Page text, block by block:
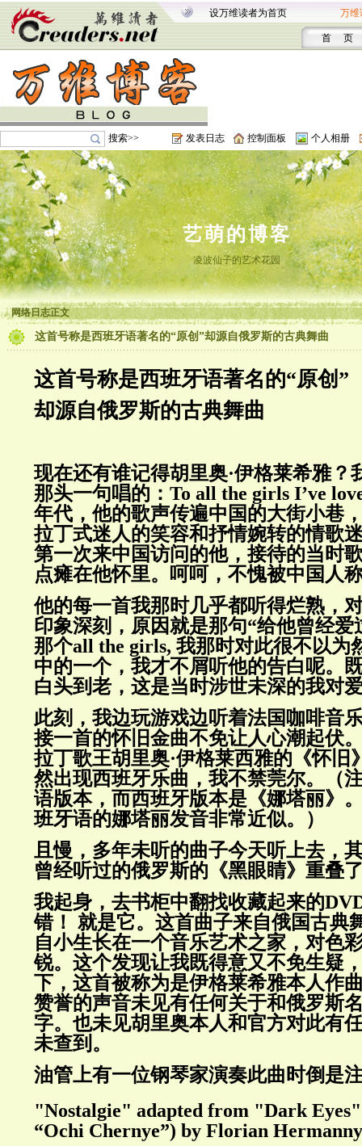
设万维读者为首页 万维
首 页
搜索>> 发表日志 控制面板 个人相册
艺萌的博客
凌波仙子的艺术花园
网络日志正文
这首号称是西班牙语著名的“原创”却源自俄罗斯的古典舞曲
这首号称是西班牙语著名的“原创”
却源自俄罗斯的古典舞曲
现在还有谁记得胡里奥·伊格莱希雅？
那头一句唱的： To all the girls I’ve
年代，他的歌声传遍中国的大街小巷
拉丁式迷人的笑容和抒情婉转的情歌
第一次来中国访问的他，接待的当时
点瘫在他怀里。呵呵，不愧被中国人
他的每一首我那时几乎都听得烂熟，
印象深刻，原因就是那句“给他曾经爱
那个all the girls, 我那时对此很不以为
中的一个，我才不屑听他的告白呢。
白头到老，这是当时涉世未深的我对
此刻，我边玩游戏边听着法国咖啡音
接一首的怀旧金曲不免让人心潮起伏
拉丁歌王胡里奥·伊格莱西雅的《怀旧
然出现西班牙乐曲，我不禁莞尔。（
语版本，而西班牙版本是《娜塔丽》
班牙语的娜塔丽发音非常近似。）
且慢，多年未听的曲子今天听上去，
曾经听过的俄罗斯的《黑眼睛》重叠
我起身，去书柜中翻找收藏起来的
错！ 就是它。这首曲子来自俄国古典
自小生长在一个音乐艺术之家，对色
锐。这个发现让我既得意又不免生疑
下，这首被称为是伊格莱希雅本人作
赞誉的声音未见有任何关于和俄罗斯
字。也未见胡里奥本人和官方对此有
未查到。
油管上有一位钢琴家演奏此曲时倒是
"Nostalgie" adapted from "Dark Eyes"
“Ochi Chernye”) by Florian